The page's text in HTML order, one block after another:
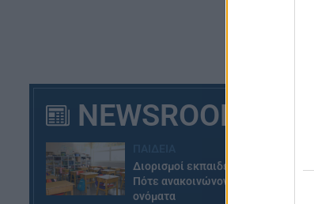
NEWSROOM
Διορισμοί εκπαιδευτικών:
Πότε ανακοινώνονται τα
ονόματα